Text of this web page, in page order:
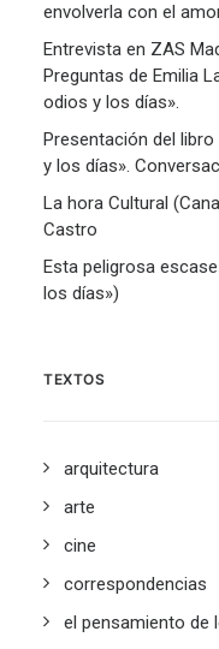
envolverla con el
Entrevista en ZAS
Preguntas de Emilia
odios y los días».
Presentación del
y los días».
La hora Cultural
Castro
Esta peligrosa
los días»)
TEXTOS
arquitectura
arte
cine
correspondencias
el pensamiento de